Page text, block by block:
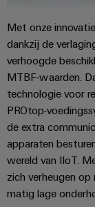
Zonne-
energie
benutten
voor
efficiënt
gebruik
van
Power
Plant
van
PCB-
en
en
Met onze
dankzij de
verhoogde
MTBF-waarden.
technologie voor
PROtop-
de extra
apparaten
wereld van IIoT.
zich verheugen
matig lage